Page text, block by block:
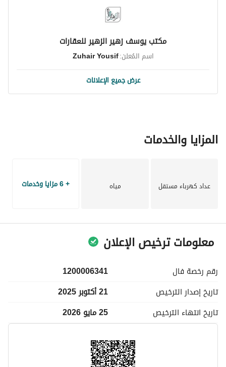
يكون هذا هو منزلك التالي أو استثمارًا ذكيًا في قلب الخُبَر.
مكتب يوسف زهير الزهير للعقارات
اسم المُعلن:Zuhair Yousif
عرض جميع الإعلانات
المزايا والخدمات
عداد كهرباء مستقل مياه + 6 مزايا وخدمات
معلومات ترخيص الإعلان
رقم رخصة فال
1200006341
تاريخ إصدار الترخيص
21 أكتوبر 2025
تاريخ انتهاء الترخيص 25 مايو 2026